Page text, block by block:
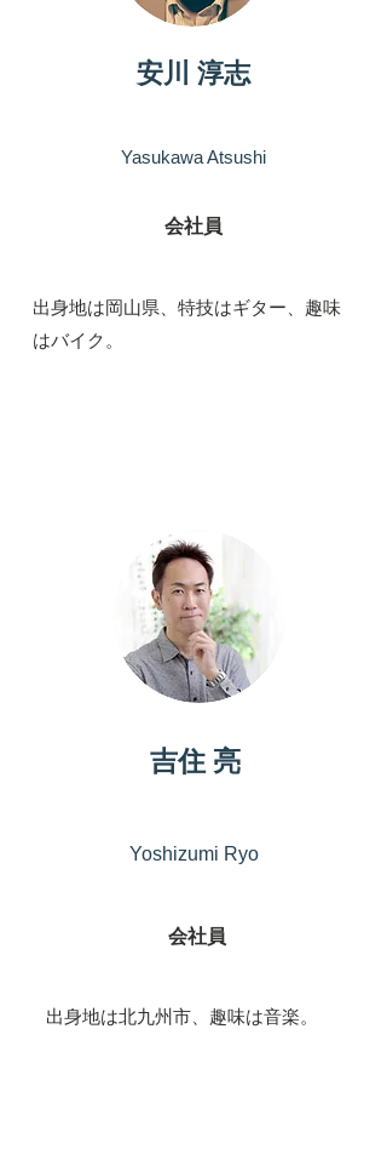
安川 淳志
Yasukawa Atsushi
会社員
​出身地は岡山県、特技はギター、趣味
はバイク。
吉住 亮
Yoshizumi Ryo
会社員
出身地は北九州市、趣味は音楽。